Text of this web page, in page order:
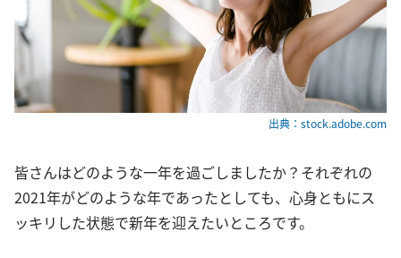
出典：stock.adobe.com
皆さんはどのような一年を過ごしましたか？それぞれの
2021年がどのような年であったとしても、心身ともにス
ッキリした状態で新年を迎えたいところです。